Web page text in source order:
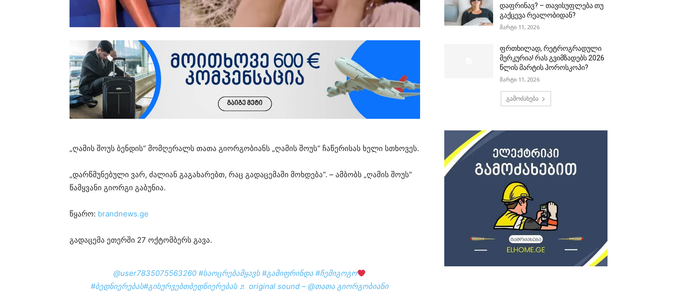
„ღამის შოუს ბენდის“ მომღერალს თათა გიორგობიანს „ღამის შოუს“ ჩაწერისას ხელი სთხოვეს.
„დარწმუნებული ვარ, ძალიან გაგახარებთ, რაც გადაცემაში მოხდება“. – ამბობს „ღამის შოუს“
წამყვანი გიორგი გაბუნია.
წყარო: brandnews.ge
გადაცემა ეთერში 27 ოქტომბერს გავა.
@user7835075563260 #საოცრებამყავს #გამიფრინდა #ჩემიგოგო
#ბედნიერებას#გისურვებთბედნიერებას ♬ original sound – @თათა გიორგობიანი
დაფრინავ? – თავისუფლება თუ
გაქცევა რეალობიდან?
მარტი 11, 2026
ფრთხილად, რეტროგრადული
მერკურია! რას გვიმზადებს 2026
წლის მარტის ჰოროსკოპი?
მარტი 11, 2026
გამოძახება